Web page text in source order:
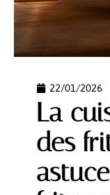
22/01/2026
La
des